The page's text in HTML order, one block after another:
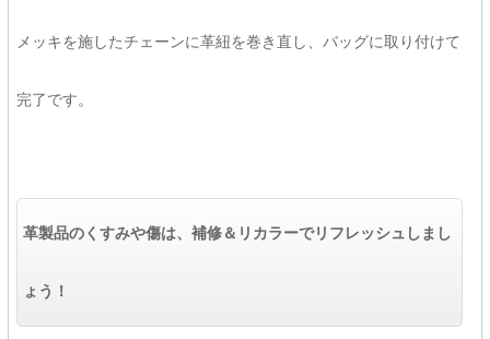
メッキを施したチェーンに革紐を巻き直し、バッグに取り付けて
完了です。
革製品のくすみや傷は、補修＆リカラーでリフレッシュしまし
ょう！